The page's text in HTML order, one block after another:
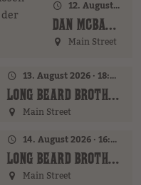
12. August 2026 · 20:00 Uhr
DAN MCBAKER (GER)
Main Street
13. August 2026 · 18:00 Uhr
LONG BEARD BROTHERS (AT)
Main Street
14. August 2026 · 16:00 Uhr – 18:00 Uhr
LONG BEARD BROTHERS (AT)
Main Street